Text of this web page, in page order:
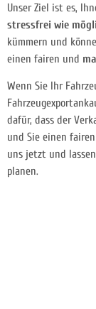
Unser Ziel ist es,
stressfrei wie
kümmern und
einen fairen und
Wenn Sie Ihr
dafür, dass der
und Sie einen
uns jetzt und
planen.